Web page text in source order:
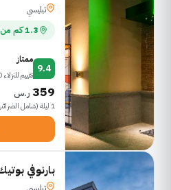
تبليسي
1.3 كم من شارع روستافيلي
9.4
ممتاز
تقييم للنزلاء 110
359 ر.س
1 ليلة (شامل الضرائب) · 1 غرفة
بارنوفي